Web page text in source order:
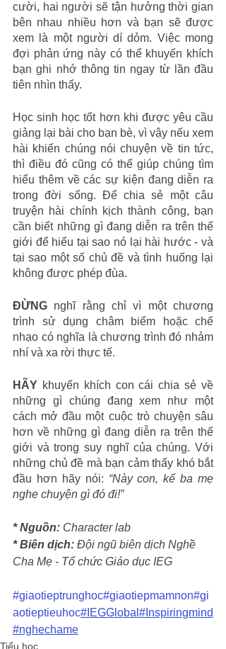
cười, hai người sẽ tận hưởng thời gian
bên nhau nhiều hơn và bạn sẽ được
xem là một người dí dỏm. Việc mong
đợi phản ứng này có thể khuyến khích
bạn ghi nhớ thông tin ngay từ lần đầu
tiên nhìn thấy.
Học sinh học tốt hơn khi được yêu cầu
giảng lại bài cho bạn bè, vì vậy nếu xem
hài khiến chúng nói chuyện về tin tức,
thì điều đó cũng có thể giúp chúng tìm
hiểu thêm về các sự kiện đang diễn ra
trong đời sống. Để chia sẻ một câu
truyện hài chính kịch thành công, bạn
cần biết những gì đang diễn ra trên thế
giới để hiểu tại sao nó lại hài hước - và
tại sao một số chủ đề và tình huống lại
không được phép đùa.
ĐỪNG nghĩ rằng chỉ vì một chương
trình sử dụng châm biếm hoặc chế
nhạo có nghĩa là chương trình đó nhảm
nhí và xa rời thực tế.
HÃY khuyến khích con cái chia sẻ về
những gì chúng đang xem như một
cách mở đầu một cuộc trò chuyện sâu
hơn về những gì đang diễn ra trên thế
giới và trong suy nghĩ của chúng. Với
những chủ đề mà bạn cảm thấy khó bắt
đầu hơn hãy nói: “Này con, kể ba mẹ
nghe chuyện gì đó đi!”
* Nguồn: Character lab
* Biên dịch: Đội ngũ biên dịch Nghề
Cha Mẹ - Tổ chức Giáo dục IEG
#giaotieptrunghoc#giaotiepmamnon#gi
aotieptieuhoc#IEGGlobal #Inspiringmind
#nghechame
Tiểu học